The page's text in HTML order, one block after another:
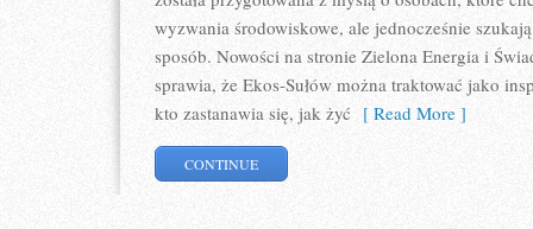
wyzwania środowiskowe, ale jednocześnie
sposób. Nowości na stronie Zielona Energia i
sprawia, że Ekos-Sułów można traktować jako
kto zastanawia się, jak żyć [ Read More ]
CONTINUE